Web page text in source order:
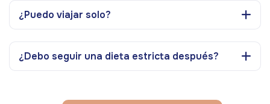
¿Puedo viajar solo?
¿Debo seguir una dieta estricta después?